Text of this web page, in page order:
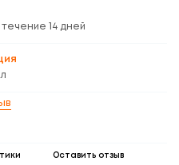
14 дней
Оставить отзыв